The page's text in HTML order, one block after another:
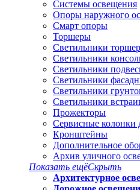
Системы освещения
Опоры наружного
Смарт опоры
Торшеры
Светильники
Светильники
Светильники
Светильники
Светильники
Светильники
Прожекторы
Сервисные колонки
Кронштейны
Дополнительное
Архив уличного
Показать ещёСкрыть
Архитектурное